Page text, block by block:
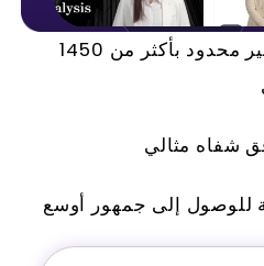
انشاء تعليق صوتي غير محدود بأكثر من 1450
شفاه مثالي